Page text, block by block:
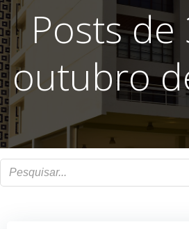
Posts
outubro